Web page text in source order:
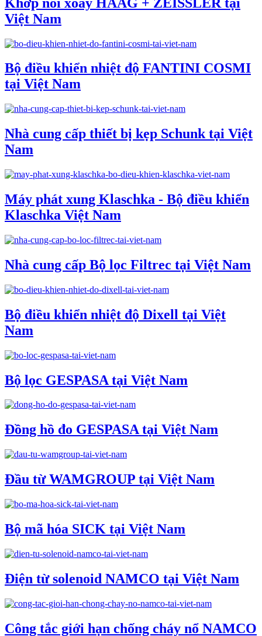
Việt Nam
Bộ điều khiển nhiệt độ FANTINI COSMI
tại Việt Nam
Nhà cung cấp thiết bị kẹp Schunk tại Việt
Nam
Máy phát xung Klaschka - Bộ điều khiển
Klaschka Việt Nam
Nhà cung cấp Bộ lọc Filtrec tại Việt Nam
Bộ điều khiển nhiệt độ Dixell tại Việt
Nam
Bộ lọc GESPASA tại Việt Nam
Đồng hồ đo GESPASA tại Việt Nam
Đầu từ WAMGROUP tại Việt Nam
Bộ mã hóa SICK tại Việt Nam
Điện từ solenoid NAMCO tại Việt Nam
Công tắc giới hạn chống cháy nổ NAMCO